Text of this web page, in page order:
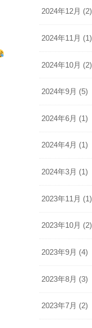
2024年12月 (2)
2024年11月 (1)
2024年10月 (2)
2024年9月 (5)
2024年6月 (1)
2024年4月 (1)
2024年3月 (1)
2023年11月 (1)
2023年10月 (2)
2023年9月 (4)
2023年8月 (3)
2023年7月 (2)